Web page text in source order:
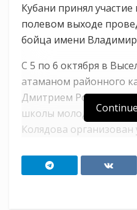
Кубани принял
полевом выходе
бойца имени
С 5 по 6 октября в
атаманом районного
Дмитрием Ромась
школы молодого
Колядова
К выходу